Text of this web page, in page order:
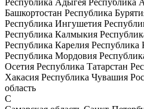
Республика Адыгея Республика
Башкортостан Республика
Республика Ингушетия
Республика Калмыкия
Республика Карелия Республика
Республика Мордовия
Осетия Республика Татарстан
Хакасия Республика Чувашия
область
С